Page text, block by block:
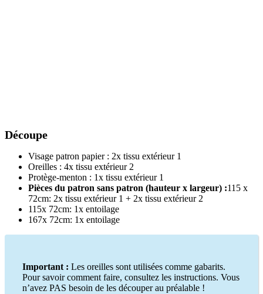
Découpe
Visage patron papier : 2x tissu extérieur 1
Oreilles : 4x tissu extérieur 2
Protège-menton : 1x tissu extérieur 1
Pièces du patron sans patron (hauteur x largeur) :115 x
72cm: 2x tissu extérieur 1 + 2x tissu extérieur 2
115x 72cm: 1x entoilage
167x 72cm: 1x entoilage
Important : Les oreilles sont utilisées comme gabarits.
Pour savoir comment faire, consultez les instructions. Vous
n’avez PAS besoin de les découper au préalable !